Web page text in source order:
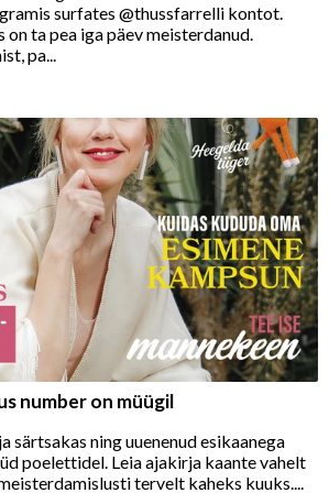
surfates @thussfarrelli kontot.
ta pea iga päev meisterdanud.
pa...
number on müügil
särtsakas ning uuenenud esikaanega
poelettidel. Leia ajakirja kaante vahelt
tervelt kaheks kuuks....